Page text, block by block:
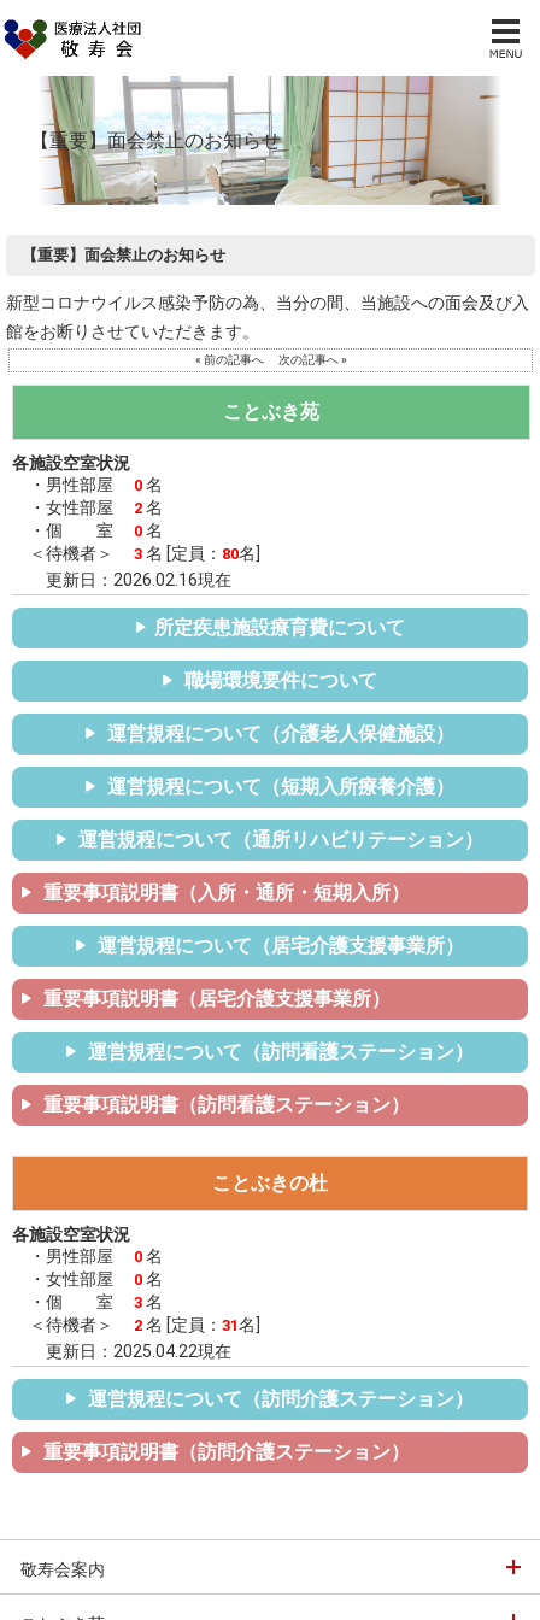
【重要】面会禁止のお知らせ
【重要】面会禁止のお知らせ
新型コロナウイルス感染予防の為、当分の間、当施設への面会及び入
館をお断りさせていただきます。
« 前の記事へ 次の記事へ »
ことぶき苑
各施設空室状況
・男性部屋 0 名
・女性部屋 2 名
・個 室 0 名
＜待機者＞ 3 名 [定員： 80名]
更新日：2026.02.16現在
所定疾患施設療育費について
職場環境要件について
運営規程について（介護老人保健施設）
運営規程について（短期入所療養介護）
運営規程について（通所リハビリテーション）
重要事項説明書（入所・通所・短期入所）
運営規程について（居宅介護支援事業所）
重要事項説明書（居宅介護支援事業所）
運営規程について（訪問看護ステーション）
重要事項説明書（訪問看護ステーション）
ことぶきの杜
各施設空室状況
・男性部屋 0 名
・女性部屋 0 名
・個 室 3 名
＜待機者＞ 2 名 [定員： 31名]
更新日：2025.04.22現在
運営規程について（訪問介護ステーション）
重要事項説明書（訪問介護ステーション）
敬寿会案内